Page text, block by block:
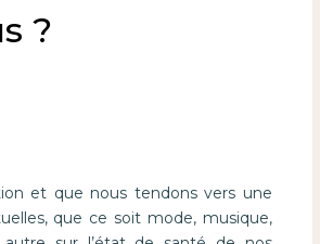
?
et que nous tendons vers une
que ce soit mode, musique,